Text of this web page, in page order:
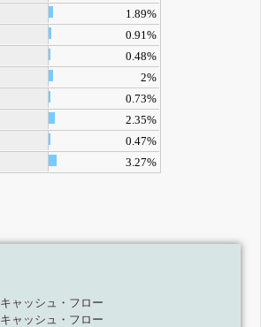
1.89%
0.91%
0.48%
2%
0.73%
2.35%
0.47%
3.27%
ャッシュ・フロー
ャッシュ・フロー